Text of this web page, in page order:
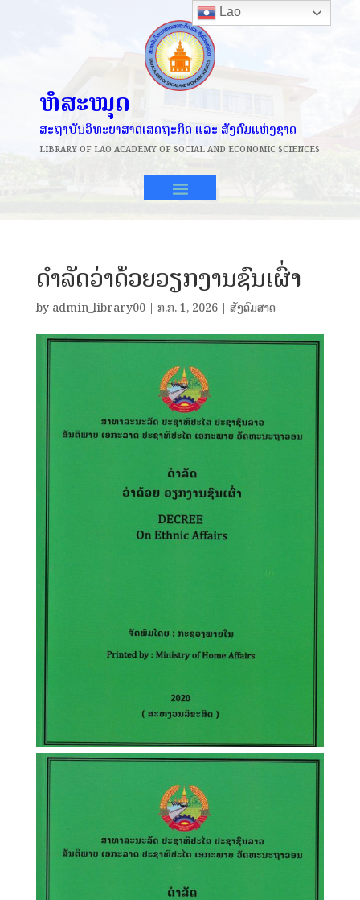
ຫໍສະໝຸດ
ສະຖາບັນວິທະຍາສາດເສດຖະກິດ ແລະ ສັງຄົມແຫ່ງຊາດ
LIBRARY OF LAO ACADEMY OF SOCIAL AND ECONOMIC SCIENCES
ດໍາລັດວ່າດ້ວຍວຽກງານຊົນເຜົ່າ
by admin_library00| ​ກ.ກ. 1, 2026| ສັງຄົມສາດ
Lao